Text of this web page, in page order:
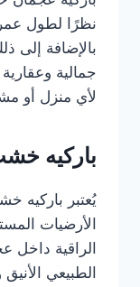
نظرًا لطول
بالإضافة إلى
جمالية
لأي منزل أو
باركيه
يُعتبر باركيه
الأرضيات
الراقية داخل
الطبيعي الأنيق